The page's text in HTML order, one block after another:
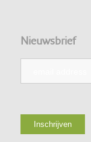
Nieuwsbrief